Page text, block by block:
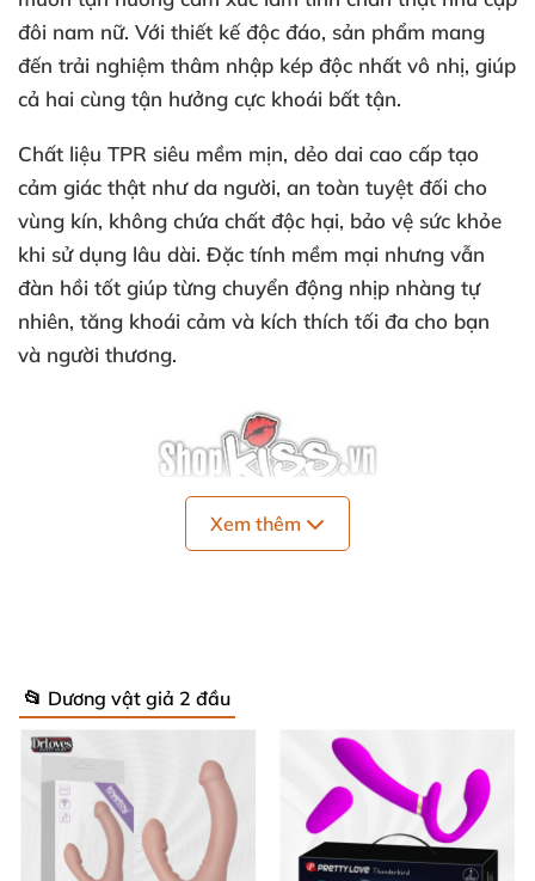
đôi nam nữ. Với thiết kế độc đáo, sản phẩm mang
đến trải nghiệm thâm nhập kép độc nhất vô nhị, giúp
cả hai cùng tận hưởng cực khoái bất tận.
Chất liệu TPR siêu mềm mịn, dẻo dai cao cấp tạo
cảm giác thật như da người, an toàn tuyệt đối cho
vùng kín, không chứa chất độc hại, bảo vệ sức khỏe
khi sử dụng lâu dài. Đặc tính mềm mại nhưng vẫn
đàn hồi tốt giúp từng chuyển động nhịp nhàng tự
nhiên, tăng khoái cảm và kích thích tối đa cho bạn
và người thương.
Xem thêm
📂 Dương vật giả 2 đầu